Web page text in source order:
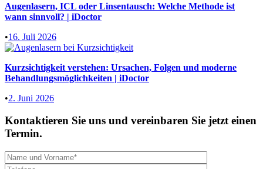
Augenlasern, ICL oder Linsentausch: Welche Methode ist
wann sinnvoll? | iDoctor
•16. Juli 2026
Kurzsichtigkeit verstehen: Ursachen, Folgen und moderne
Behandlungsmöglichkeiten | iDoctor
•2. Juni 2026
Kontaktieren Sie uns und vereinbaren Sie jetzt einen
Termin.